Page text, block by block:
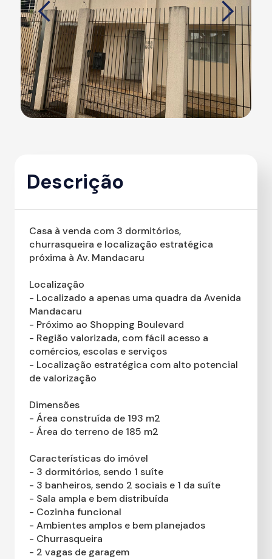
Descrição
Casa à venda com 3 dormitórios,
churrasqueira e localização estratégica
próxima à Av. Mandacaru
Localização
- Localizado a apenas uma quadra da Avenida
Mandacaru
- Próximo ao Shopping Boulevard
- Região valorizada, com fácil acesso a
comércios, escolas e serviços
- Localização estratégica com alto potencial
de valorização
Dimensões
- Área construída de 193 m2
- Área do terreno de 185 m2
Características do imóvel
- 3 dormitórios, sendo 1 suíte
- 3 banheiros, sendo 2 sociais e 1 da suíte
- Sala ampla e bem distribuída
- Cozinha funcional
- Ambientes amplos e bem planejados
- Churrasqueira
- 2 vagas de garagem